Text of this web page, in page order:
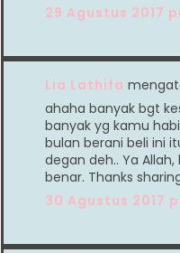
29 Agustus 2017
Lia Lathifa
ahaha banyak bgt
banyak yg kamu
bulan berani beli ini
degan deh.. Ya
benar. Thanks
30 Agustus 2017